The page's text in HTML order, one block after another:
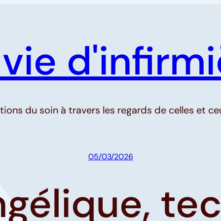
du soin à travers les regards de celles et
05/03/2026